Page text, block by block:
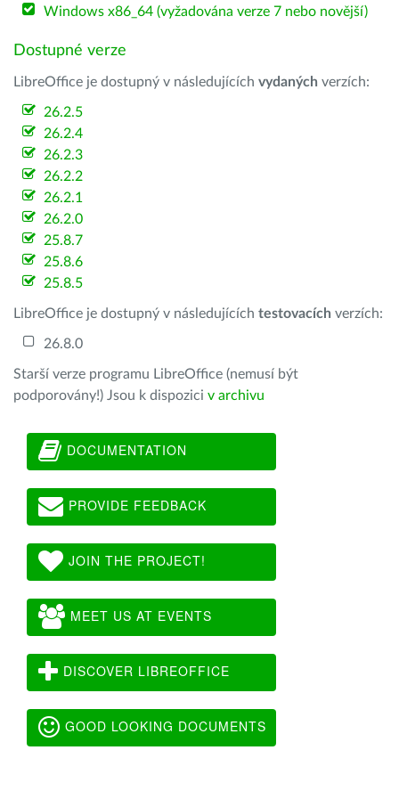
Windows x86_64 (vyžadována verze 7 nebo novější)
Dostupné verze
LibreOffice je dostupný v následujících vydaných verzích:
26.2.5
26.2.4
26.2.3
26.2.2
26.2.1
26.2.0
25.8.7
25.8.6
25.8.5
LibreOffice je dostupný v následujících testovacích verzích:
26.8.0
Starší verze programu LibreOffice (nemusí být
podporovány!) Jsou k dispozici v archivu
DOCUMENTATION
PROVIDE FEEDBACK
JOIN THE PROJECT!
MEET US AT EVENTS
DISCOVER LIBREOFFICE
GOOD LOOKING DOCUMENTS